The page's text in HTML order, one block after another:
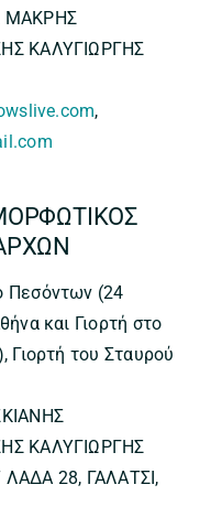
ΜΑΚΡΗΣ
ΚΑΛΥΓΙΩΡΓΗΣ
,
Πεσόντων (24
και Γιορτή στο
Γιορτή του Σταυρού
ΚΑΛΥΓΙΩΡΓΗΣ
28, ΓΑΛΑΤΣΙ,